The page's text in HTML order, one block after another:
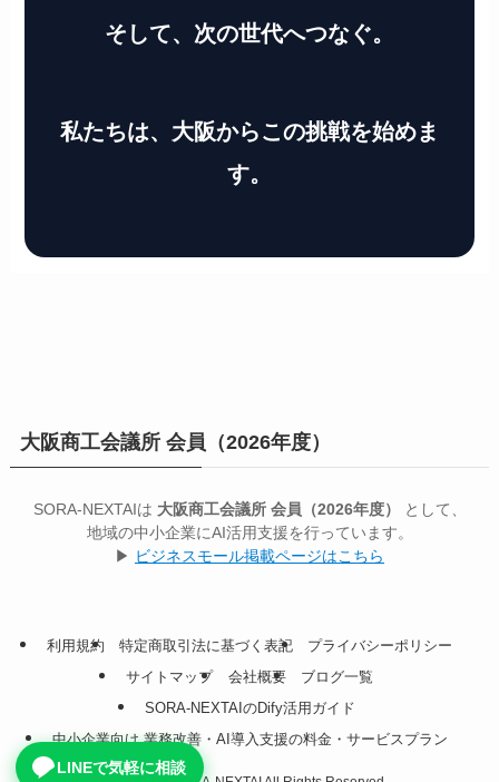
そして、次の世代へつなぐ。
私たちは、大阪からこの挑戦を始めま
す。
大阪商工会議所 会員（2026年度）
SORA-NEXTAIは 大阪商工会議所 会員（2026年度）
として、
地域の中小企業にAI活用支援を行っています。
▶ ビジネスモール掲載ページはこちら
利用規約 特定商取引法に基づく表記
プライバシーポリシー
サイトマップ
会社概要
ブログ一覧
SORA-NEXTAIのDify活用ガイド
中小企業向け 業務改善・AI導入支援の料金・サービスプラン
LINEで気軽に相談